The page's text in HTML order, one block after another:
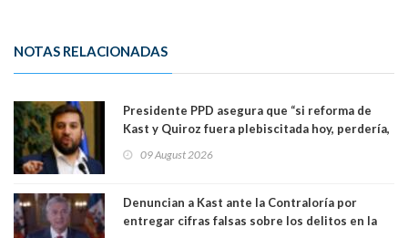
NOTAS RELACIONADAS
Presidente PPD asegura que “si reforma de
Kast y Quiroz fuera plebiscitada hoy, perdería,
a favor de la oposición, sería una victoria de la
09 August 2026
Denuncian a Kast ante la Contraloría por
entregar cifras falsas sobre los delitos en la